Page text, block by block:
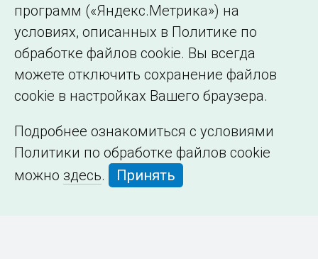
программ («Яндекс.Метрика») на
условиях, описанных в Политике по
обработке файлов cookie. Вы всегда
можете отключить сохранение файлов
cookie в настройках Вашего браузера.
Подробнее ознакомиться с условиями
Политики по обработке файлов cookie
можно здесь. Принять